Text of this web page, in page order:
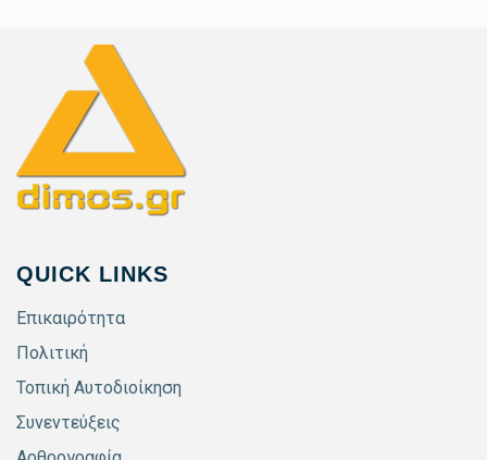
QUICK LINKS
Επικαιρότητα
Πολιτική
Τοπική Αυτοδιοίκηση
Συνεντεύξεις